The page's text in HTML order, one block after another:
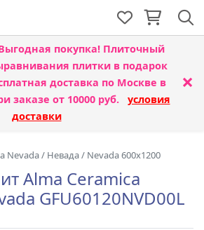
покупка! Плиточный
плитки в подарок
доставка по Москве в
заказе от 10000 руб. условия
доставки
×
Nevada/ Невада / Nevada 600x1200
Alma Ceramica
GFU60120NVD00L